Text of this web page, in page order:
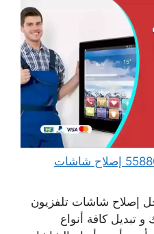
فني تصليح تلفزيونات 55880595 إصلاح شاشات
إصلاح شاشات تلفزيون
تبديل كافة أنواع